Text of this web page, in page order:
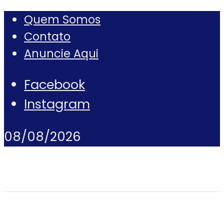
Quem Somos
Contato
Anuncie Aqui
Facebook
Instagram
08/08/2026